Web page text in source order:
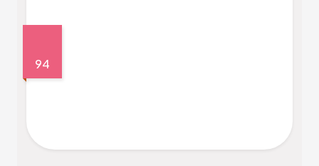
94